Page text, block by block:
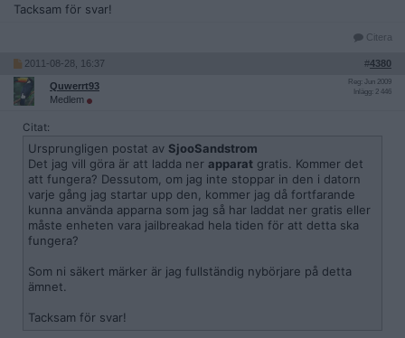
Tacksam för svar!
Citera
2011-08-28, 16:37 #4380
Quwerrt93
Medlem
Reg: Jun 2009
Inlägg: 2 446
Citat:
Ursprungligen postat av SjooSandstrom
Det jag vill göra är att ladda ner apparat gratis. Kommer det
att fungera? Dessutom, om jag inte stoppar in den i datorn
varje gång jag startar upp den, kommer jag då fortfarande
kunna använda apparna som jag så har laddat ner gratis eller
måste enheten vara jailbreakad hela tiden för att detta ska
fungera?
Som ni säkert märker är jag fullständig nybörjare på detta
ämnet.
Tacksam för svar!